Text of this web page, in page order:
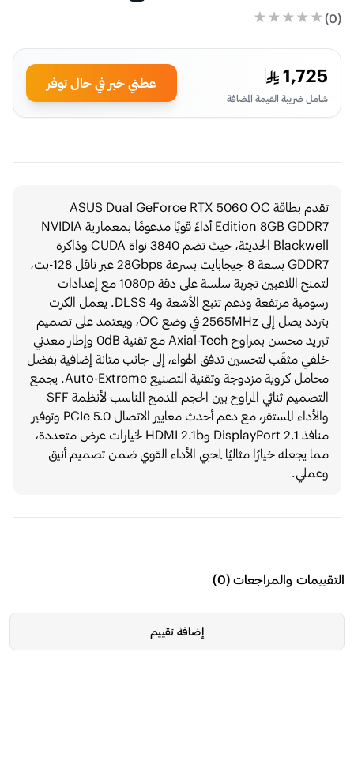
(
0
)
1,725
شامل ضريبة القيمة المضافة
عطني خبر في حال توفر
تقدم بطاقة ASUS Dual GeForce RTX 5060 OC
Edition 8GB GDDR7 أداءً قويًا مدعومًا بمعمارية NVIDIA
Blackwell الحديثة، حيث تضم 3840 نواة CUDA وذاكرة
GDDR7 بسعة 8 جيجابايت بسرعة 28Gbps عبر ناقل 128-بت،
لتمنح اللاعبين تجربة سلسة على دقة 1080p مع إعدادات
رسومية مرتفعة ودعم تتبع الأشعة وDLSS 4. يعمل الكرت
بتردد يصل إلى 2565MHz في وضع OC، ويعتمد على تصميم
تبريد محسن بمراوح Axial-Tech مع تقنية 0dB وإطار معدني
خلفي مثقّب لتحسين تدفق الهواء، إلى جانب متانة إضافية بفضل
محامل كروية مزدوجة وتقنية التصنيع Auto-Extreme. يجمع
التصميم ثنائي المراوح بين الحجم المدمج المناسب لأنظمة SFF
والأداء المستقر، مع دعم أحدث معايير الاتصال PCIe 5.0 وتوفير
منافذ DisplayPort 2.1 وHDMI 2.1b لخيارات عرض متعددة،
مما يجعله خيارًا مثاليًا لمحبي الأداء القوي ضمن تصميم أنيق
وعملي.
التقييمات والمراجعات(
0
)
إضافة تقييم